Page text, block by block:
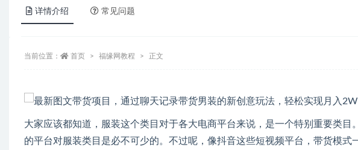
详情介绍 常见问题
当前位置： 首页 福缘网教程 正文
大家应该都知道，服装这个类目对于各大电商平台来说，是一个特别重要类
的平台对服装类目是必不可少的。不过呢，像抖音这些短视频平台，带货模